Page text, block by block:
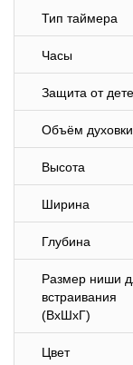
Тип таймера
Часы
Защита от
Объём духовки
Высота
Ширина
Глубина
Размер ниши
встраивания
(ВхШхГ)
Цвет